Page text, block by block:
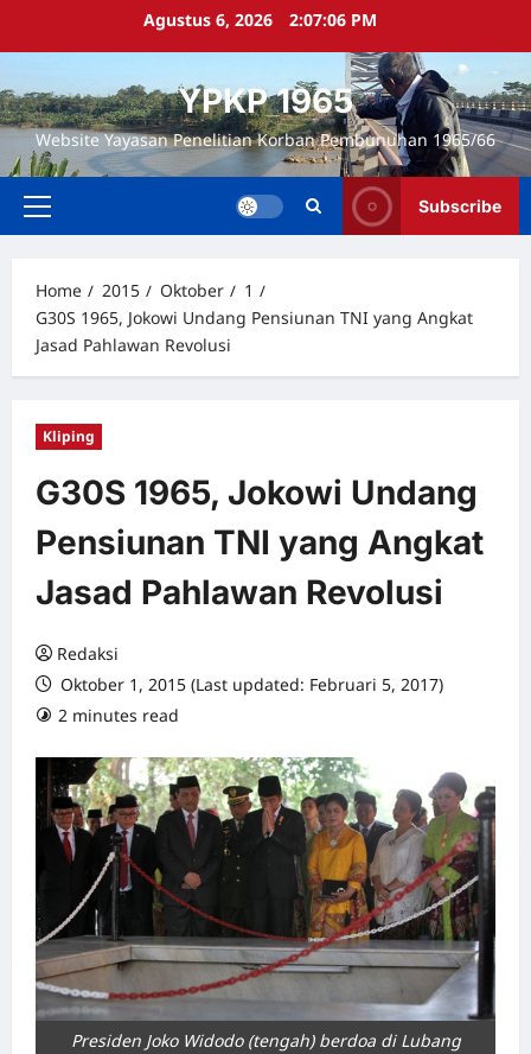
Agustus 6, 2026 2:07:07 PM
YPKP 1965
Website Yayasan Penelitian Korban Pembunuhan 1965/66
Primary
Subscribe
Home 2015 Oktober
1
G30S 1965, Jokowi Undang Pensiunan TNI yang Angkat
Jasad Pahlawan Revolusi
Kliping
G30S 1965, Jokowi Undang
Pensiunan TNI yang Angkat
Jasad Pahlawan Revolusi
Redaksi
Oktober 1, 2015 (Last updated: Februari 5, 2017)
2 minutes read
Presiden Joko Widodo (tengah) berdoa di Lubang